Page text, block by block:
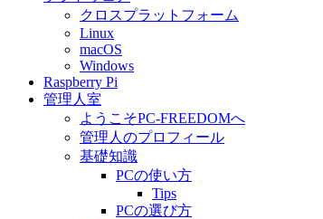
クロスプラットフォーム
Linux
macOS
Windows
Raspberry Pi
管理人室
ようこそPC-FREEDOMへ
管理人のプロフィール
基礎知識
PCの使い方
Tips
PCの選び方